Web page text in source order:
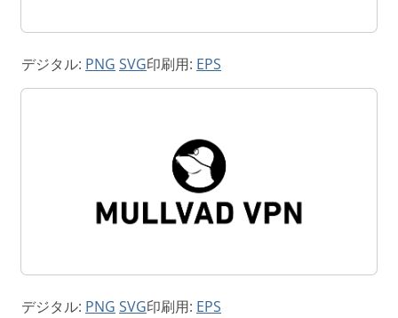
デジタル: PNG SVG印刷用: EPS
デジタル: PNG SVG印刷用: EPS